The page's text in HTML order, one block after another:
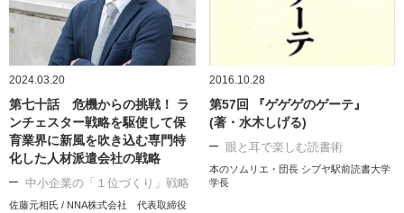
2024.03.20
第七十話 危機からの挑戦！ ラ
ンチェスター戦略を駆使して保
育業界に新風を吹き込む専門特
化した人材派遣会社の戦略
中小企業の「１位づくり」戦略
佐藤元相氏 / NNA株式会社 代表取締役
2016.10.28
第57回 『ゲゲゲのゲーテ』
(著・水木しげる)
眼と耳で楽しむ読書術
本のソムリエ・団長 シブヤ駅前読書大学
学長